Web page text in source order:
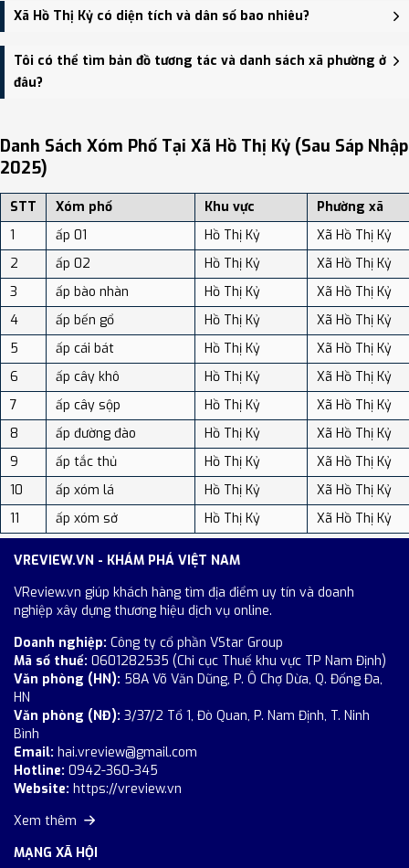
Trụ sở hành chính mới của Xã Hồ Thị Kỷ đặt tại Đường Võ Văn Kiệt,
ấp Tắc Thủ, xã Hồ Thị Kỷ - trung tâm khu vực thuận tiện giao
thông.
Xã Hồ Thị Kỷ có diện tích và dân số bao nhiêu?
Xã Hồ Thị Kỷ có Diện tích: 93.60 km², Dân số: 27,283 người, Mật độ
dân số: Khoảng 291.49 người/km²
Tôi có thể tìm bản đồ tương tác và danh sách xã phường ở
đâu?
địa điểm tại: VReview.vn - Nền tảng review địa điểm, dịch vụ và du
lịch uy tín tại Việt Nam.
Danh Sách Xóm Phố Tại Xã Hồ Thị Kỷ (sau Sáp Nhập
2025)
STT Xóm phố Khu vực
Phường xã
1
ấp 01 Hồ Thị Kỷ
Xã Hồ Thị Kỷ
2
ấp 02 Hồ Thị Kỷ
Xã Hồ Thị Kỷ
3
ấp bào nhàn Hồ Thị Kỷ
Xã Hồ Thị Kỷ
4
ấp bến gổ Hồ Thị Kỷ
Xã Hồ Thị Kỷ
5
ấp cái bát Hồ Thị Kỷ
Xã Hồ Thị Kỷ
6
ấp cây khô Hồ Thị Kỷ
Xã Hồ Thị Kỷ
7
ấp cây sộp Hồ Thị Kỷ
Xã Hồ Thị Kỷ
8
ấp đường đào Hồ Thị Kỷ
Xã Hồ Thị Kỷ
9
ấp tắc thủ Hồ Thị Kỷ
Xã Hồ Thị Kỷ
10
ấp xóm lá Hồ Thị Kỷ
Xã Hồ Thị Kỷ
11
ấp xóm sở Hồ Thị Kỷ Xã Hồ Thị Kỷ
VREVIEW.VN - KHÁM PHÁ VIỆT NAM
VReview.vn giúp khách hàng tìm địa điểm uy tín và doanh
nghiệp xây dựng thương hiệu dịch vụ online.
Doanh nghiệp: Công ty cổ phần VStar Group
Mã số thuế: 0601282535 (Chi cục Thuế khu vực TP Nam Định)
Văn phòng (HN): 58A Võ Văn Dũng, P. Ô Chợ Dừa, Q. Đống Đa,
HN
Văn phòng (NĐ): 3/37/2 Tổ 1, Đò Quan, P. Nam Định, T. Ninh
Bình
Email: hai.vreview@gmail.com
Hotline: 0942-360-345
Website: https://vreview.vn
Xem thêm
MẠNG XÃ HỘI